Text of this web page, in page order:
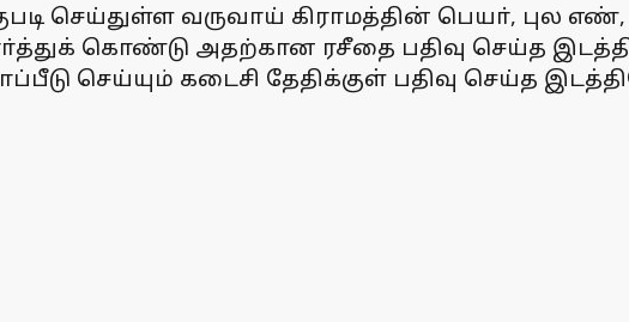
செய்துள்ள வருவாய் கிராமத்தின் பெயா், புல
கொண்டு அதற்கான ரசீதை பதிவு செய்த
செய்யும் கடைசி தேதிக்குள் பதிவு செய்த